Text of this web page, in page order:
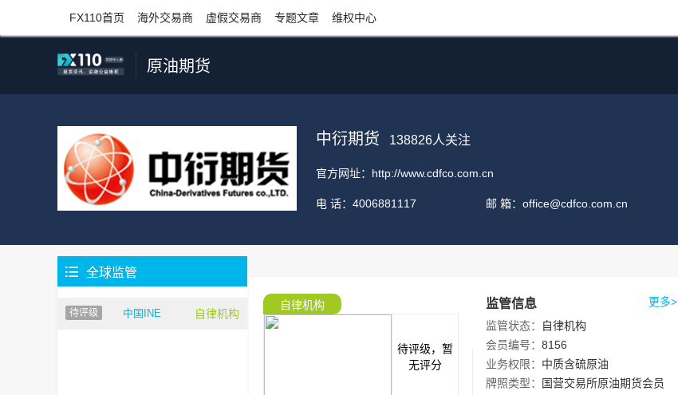
FX110首页 海外交易商 虚假交易商 专题文章 维权中心
原油期货
中衍期货 138826人关注
官方网址： http://www.cdfco.com.cn
电 话： 4006881117 邮 箱：office@cdfco.com.cn
 全球监管
待评级 中国INE 自律机构
待评级，暂
无评分
自律机构 监管信息
更多>
监管状态：
自律机构
会员编号： 8156
业务权限： 中质含硫原油
牌照类型：
国营交易所原油期货会员